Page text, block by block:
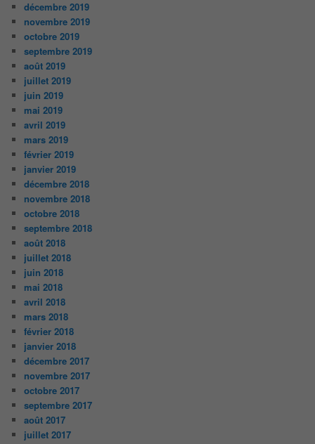
décembre 2019
novembre 2019
octobre 2019
septembre 2019
août 2019
juillet 2019
juin 2019
mai 2019
avril 2019
mars 2019
février 2019
janvier 2019
décembre 2018
novembre 2018
octobre 2018
septembre 2018
août 2018
juillet 2018
juin 2018
mai 2018
avril 2018
mars 2018
février 2018
janvier 2018
décembre 2017
novembre 2017
octobre 2017
septembre 2017
août 2017
juillet 2017